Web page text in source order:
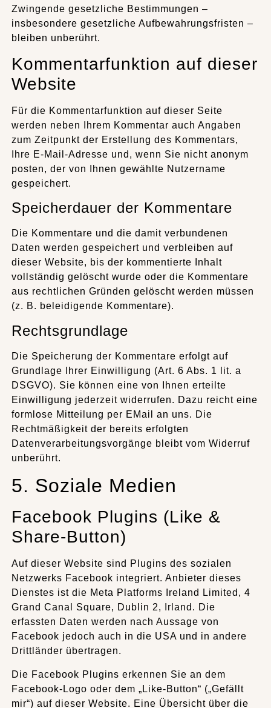
Zwingende gesetzliche Bestimmungen –
insbesondere gesetzliche Aufbewahrungsfristen –
bleiben unberührt.
Kommentarfunktion auf dieser
Website
Für die Kommentarfunktion auf dieser Seite
werden neben Ihrem Kommentar auch Angaben
zum Zeitpunkt der Erstellung des Kommentars,
Ihre E-Mail-Adresse und, wenn Sie nicht anonym
posten, der von Ihnen gewählte Nutzername
gespeichert.
Speicherdauer der Kommentare
Die Kommentare und die damit verbundenen
Daten werden gespeichert und verbleiben auf
dieser Website, bis der kommentierte Inhalt
vollständig gelöscht wurde oder die Kommentare
aus rechtlichen Gründen gelöscht werden müssen
(z. B. beleidigende Kommentare).
Rechtsgrundlage
Die Speicherung der Kommentare erfolgt auf
Grundlage Ihrer Einwilligung (Art. 6 Abs. 1 lit. a
DSGVO). Sie können eine von Ihnen erteilte
Einwilligung jederzeit widerrufen. Dazu reicht eine
formlose Mitteilung per EMail an uns. Die
Rechtmäßigkeit der bereits erfolgten
Datenverarbeitungsvorgänge bleibt vom Widerruf
unberührt.
5. Soziale Medien
Facebook Plugins (Like &
Share-Button)
Auf dieser Website sind Plugins des sozialen
Netzwerks Facebook integriert. Anbieter dieses
Dienstes ist die Meta Platforms Ireland Limited, 4
Grand Canal Square, Dublin 2, Irland. Die
erfassten Daten werden nach Aussage von
Facebook jedoch auch in die USA und in andere
Drittländer übertragen.
Die Facebook Plugins erkennen Sie an dem
Facebook-Logo oder dem „Like-Button“ („Gefällt
mir“) auf dieser Website. Eine Übersicht über die